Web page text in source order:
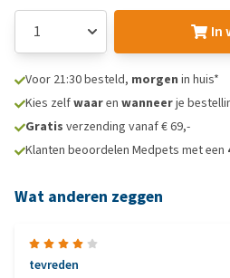
In
Voor 21:30 besteld, morgen in huis*
Kies zelfwaaren wanneerje
Gratis verzending vanaf € 69,-
Klanten beoordelen Medpets met een
Wat anderen zeggen
tevreden